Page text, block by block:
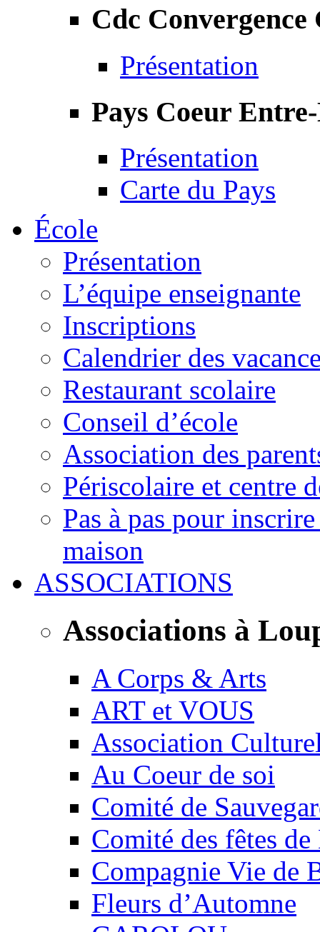
Cdc Convergence
Présentation
Pays Coeur
Présentation
Carte du Pays
École
Présentation
L’équipe enseignante
Inscriptions
Calendrier des
Restaurant scolaire
Conseil d’école
Association des
Périscolaire et centre
Pas à pas pour
maison
ASSOCIATIONS
Associations à
A Corps & Arts
ART et VOUS
Association
Au Coeur de soi
Comité de
Comité des fêtes
Compagnie Vie de
Fleurs d’Automne